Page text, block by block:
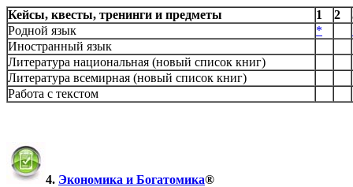
Кейсы, квесты, тренинги и предметы 1 2
Родной язык
*
Иностранный язык
Литература национальная (новый список книг)
Литература всемирная (новый список книг)
Работа с текстом
4. Экономика и Богатомика®